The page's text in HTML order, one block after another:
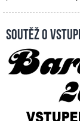
Soutěž o